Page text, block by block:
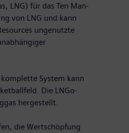
LNG) für das Ten Man-
von LNG und kann
ungenutzte
System kann
Die LNGo-
hergestellt.
die Wertschöpfung